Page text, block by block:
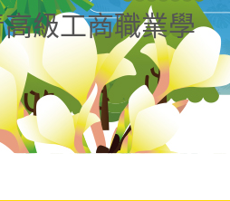
級工商職業學